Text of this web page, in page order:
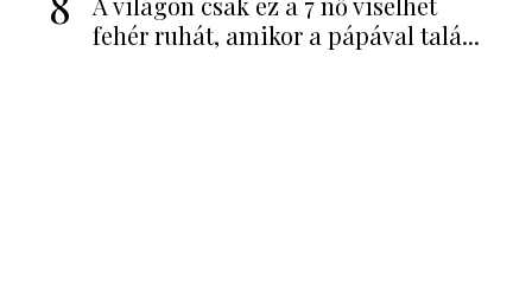
fehér ruhát, amikor a pápával talá...